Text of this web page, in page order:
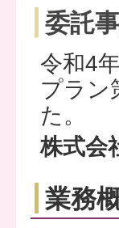
委託
令和4
プラン
た。
株式会
業務